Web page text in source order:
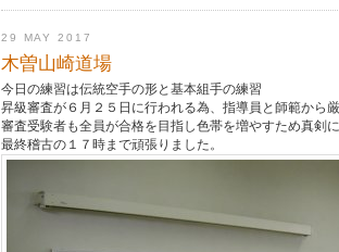
29 MAY 2017
木曽山崎道場
今日の練習は伝統空手の形と基本組手の練習
昇級審査が６月２５日に行われる為、指導員と師範から
審査受験者も全員が合格を目指し色帯を増やすため真剣
最終稽古の１７時まで頑張りました。